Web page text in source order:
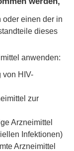
einen der in
dieses
anwenden:
von HIV-
zur
Arzneimittel
Infektionen)
Arzneimittel